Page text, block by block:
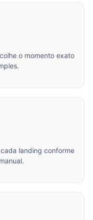
o momento exato
landing conforme